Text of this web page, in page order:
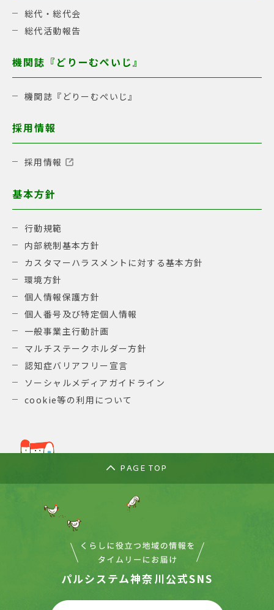
総代・総代会
総代活動報告
機関誌『どりーむぺいじ』
機関誌『どりーむぺいじ』
採用情報
採用情報
基本方針
行動規範
内部統制基本方針
カスタマーハラスメントに対する基本方針
環境方針
個人情報保護方針
個人番号及び特定個人情報
一般事業主行動計画
マルチステークホルダー方針
認知症バリアフリー宣言
ソーシャルメディアガイドライン
cookie等の利用について
PAGE TOP
パルシステム神奈川公式SNS